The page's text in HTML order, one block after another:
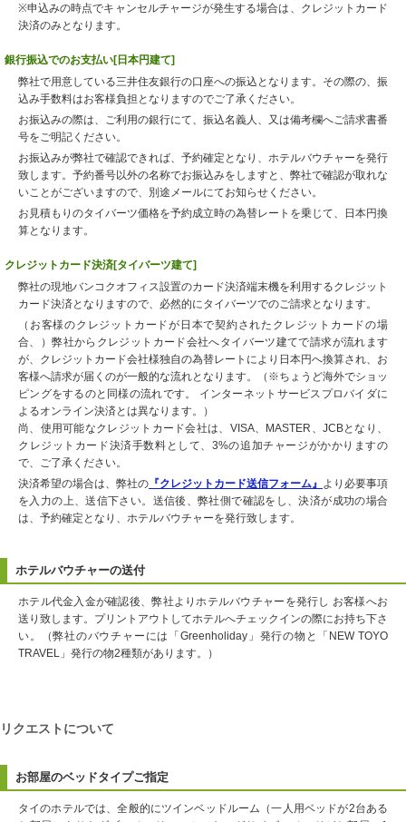
※申込みの時点でキャンセルチャージが発生する場合は、クレジットカード
決済のみとなります。
銀行振込でのお支払い[日本円建て]
弊社で用意している三井住友銀行の口座への振込となります。その際の、振
込み手数料はお客様負担となりますのでご了承ください。
お振込みの際は、ご利用の銀行にて、振込名義人、又は備考欄へご請求書番
号をご明記ください。
お振込みが弊社で確認できれば、予約確定となり、ホテルバウチャーを発行
致します。予約番号以外の名称でお振込みをしますと、弊社で確認が取れな
いことがございますので、別途メールにてお知らせください。
お見積もりのタイバーツ価格を予約成立時の為替レートを乗じて、日本円換
算となります。
クレジットカード決済[タイバーツ建て]
弊社の現地バンコクオフィス設置のカード決済端末機を利用するクレジット
カード決済となりますので、必然的にタイバーツでのご請求となります。
（お客様のクレジットカードが日本で契約されたクレジットカードの場
合、）弊社からクレジットカード会社へタイバーツ建てで請求が流れます
が、クレジットカード会社様独自の為替レートにより日本円へ換算され、お
客様へ請求が届くのが一般的な流れとなります。（※ちょうど海外でショッ
ピングをするのと同様の流れです。 インターネットサービスプロバイダに
よるオンライン決済とは異なります。）
尚、使用可能なクレジットカード会社は、VISA、MASTER、JCBとなり、
クレジットカード決済手数料として、3%の追加チャージがかかりますの
で、ご了承ください。
決済希望の場合は、弊社の 『クレジットカード送信フォーム』 より必要事項
を入力の上、送信下さい。送信後、弊社側で確認をし、決済が成功の場合
は、予約確定となり、ホテルバウチャーを発行致します。
ホテルバウチャーの送付
ホテル代金入金が確認後、弊社よりホテルバウチャーを発行し お客様へお
送り致します。プリントアウトしてホテルへチェックインの際にお持ち下さ
い。（弊社のバウチャーには「Greenholiday」発行の物と「NEW TOYO
TRAVEL」発行の物2種類があります。）
リクエストについて
お部屋のベッドタイプご指定
タイのホテルでは、全般的にツインベッドルーム（一人用ベッドが2台ある